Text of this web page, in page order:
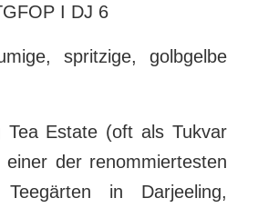
I DJ 6
spritzige, golbgelbe
Tea Estate (oft als Tukvar
einer der renommiertesten
in Darjeeling,